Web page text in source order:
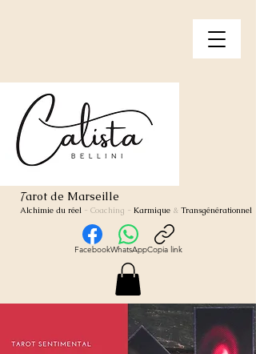
Tarot de Marseille
Alchimie du réel - Coaching - Karmique & Transgénérationnel
FacebookWhatsAppCopia link